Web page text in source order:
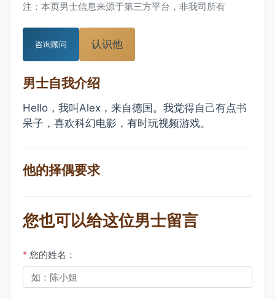
注：本页男士信息来源于第三方平台，非我司所有
咨询顾问 认识他
男士自我介绍
Hello，我叫Alex，来自德国。我觉得自己有点书
呆子，喜欢科幻电影，有时玩视频游戏。
他的择偶要求
您也可以给这位男士留言
* 您的姓名：